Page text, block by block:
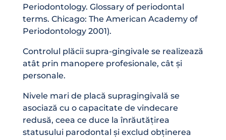
Periodontology. Glossary of periodontal
terms. Chicago: The American Academy of
Periodontology 2001).
Controlul plăcii supra-gingivale se realizează
atât prin manopere profesionale, cât și
personale.
Nivele mari de placă supragingivală se
asociază cu o capacitate de vindecare
redusă, ceea ce duce la înrăutățirea
statusului parodontal și exclud obținerea